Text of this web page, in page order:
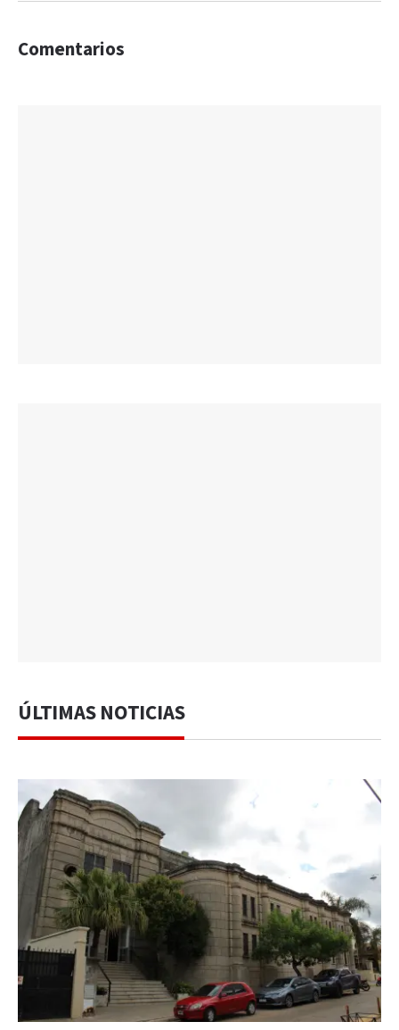
Comentarios
ÚLTIMAS NOTICIAS